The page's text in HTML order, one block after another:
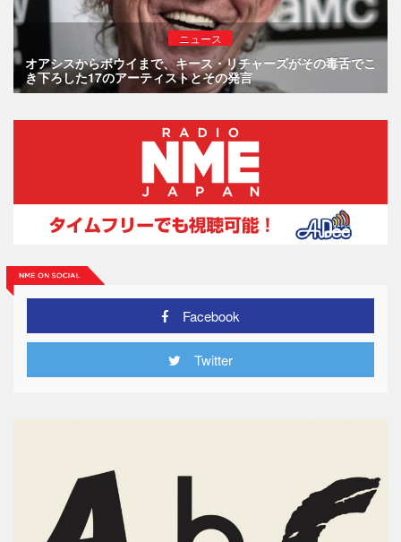
ニュース
オアシスからボウイまで、キース・リチャーズがその毒舌でこ
き下ろした17のアーティストとその発言
Facebook
Twitter